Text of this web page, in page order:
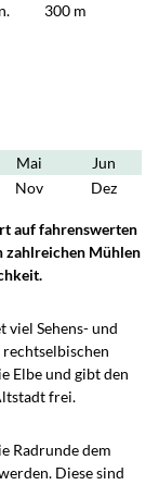
300 m
Mai
Jun
Nov Dez
auf fahrenswerten
zahlreichen Mühlen
Sehens- und
Elbe und gibt den
frei.
Radrunde dem
Diese sind